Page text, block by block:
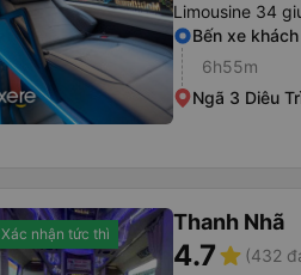
Limousine 34
Bến xe
6h55m
Ngã 3 Diêu
Xác nhận tức thì Thanh Nhã
4.7star (432